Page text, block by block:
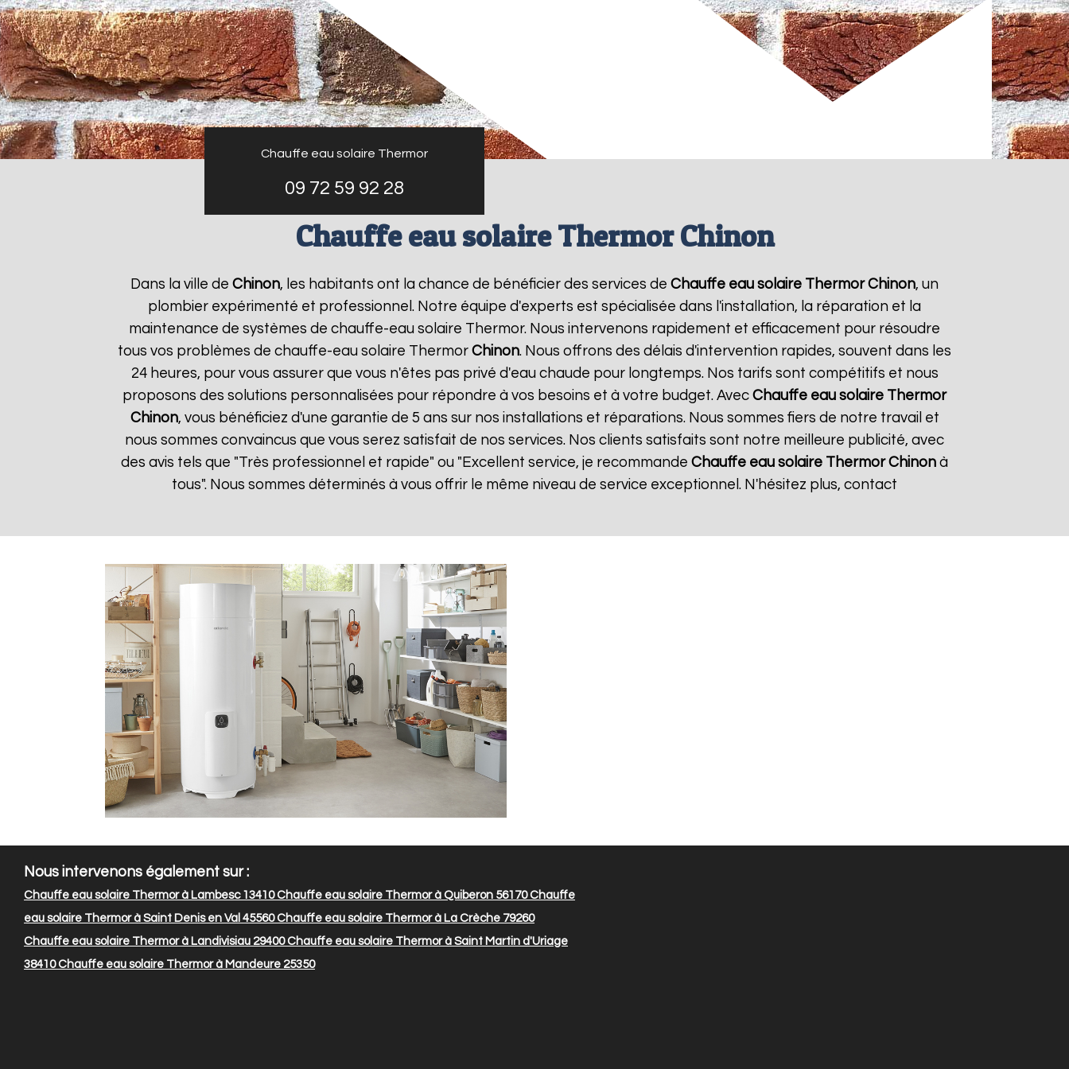
Chauffe eau solaire Thermor
09 72 59 92 28
Chauffe eau solaire Thermor Chinon
Dans la ville de Chinon, les habitants ont la chance de bénéficier des services de Chauffe eau solaire Thermor Chinon, un
plombier expérimenté et professionnel. Notre équipe d'experts est spécialisée dans l'installation, la réparation et la
maintenance de systèmes de chauffe-eau solaire Thermor. Nous intervenons rapidement et efficacement pour résoudre
tous vos problèmes de chauffe-eau solaire Thermor Chinon. Nous offrons des délais d'intervention rapides, souvent dans les
24 heures, pour vous assurer que vous n'êtes pas privé d'eau chaude pour longtemps. Nos tarifs sont compétitifs et nous
proposons des solutions personnalisées pour répondre à vos besoins et à votre budget. Avec Chauffe eau solaire Thermor
Chinon, vous bénéficiez d'une garantie de 5 ans sur nos installations et réparations. Nous sommes fiers de notre travail et
nous sommes convaincus que vous serez satisfait de nos services. Nos clients satisfaits sont notre meilleure publicité, avec
des avis tels que "Très professionnel et rapide" ou "Excellent service, je recommande Chauffe eau solaire Thermor Chinon à
tous". Nous sommes déterminés à vous offrir le même niveau de service exceptionnel. N'hésitez plus, contact
Nous intervenons également sur :
Chauffe eau solaire Thermor à Lambesc 13410Chauffe eau solaire Thermor à Quiberon 56170Chauffe
eau solaire Thermor à Saint Denis en Val 45560Chauffe eau solaire Thermor à La Crèche 79260
Chauffe eau solaire Thermor à Landivisiau 29400Chauffe eau solaire Thermor à Saint Martin d'Uriage
38410Chauffe eau solaire Thermor à Mandeure 25350